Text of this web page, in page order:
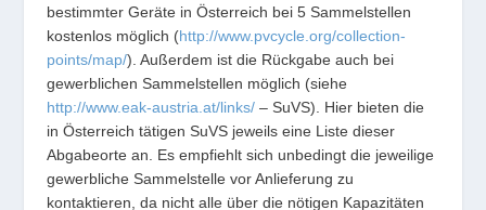
bestimmter Geräte in Österreich bei 5 Sammelstellen
kostenlos möglich (http://www.pvcycle.org/collection-
points/map/). Außerdem ist die Rückgabe auch bei
gewerblichen Sammelstellen möglich (siehe
http://www.eak-austria.at/links/– SuVS). Hier bieten die
in Österreich tätigen SuVS jeweils eine Liste dieser
Abgabeorte an. Es empfiehlt sich unbedingt die jeweilige
gewerbliche Sammelstelle vor Anlieferung zu
kontaktieren, da nicht alle über die nötigen Kapazitäten